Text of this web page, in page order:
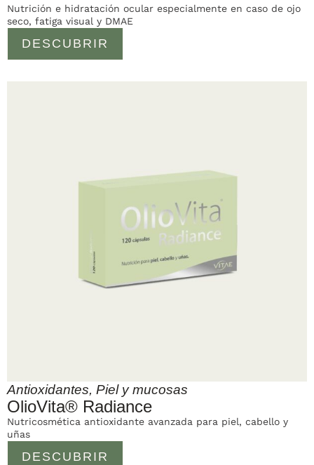
DESCUBRIR
Nutrición e hidratación ocular especialmente en caso de ojo
seco, fatiga visual y DMAE
Antioxidantes, Piel y mucosas
OlioVita® Radiance
DESCUBRIR
Nutricosmética antioxidante avanzada para piel, cabello y
uñas